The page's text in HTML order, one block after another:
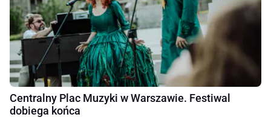
Centralny Plac Muzyki w Warszawie. Festiwal
dobiega końca